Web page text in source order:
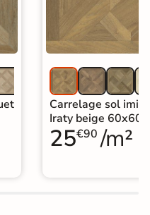
Carrelage sol
Iraty beige 60x60
25€90 /m²